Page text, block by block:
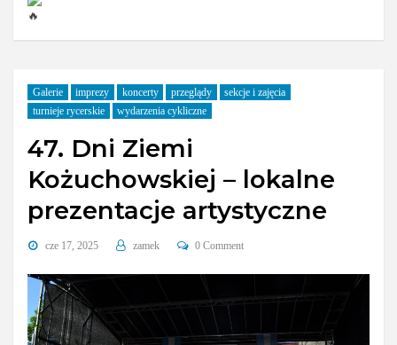
Galerie imprezy koncerty przeglądy
sekcje i zajęcia
turnieje rycerskie
wydarzenia cykliczne
47. Dni Ziemi
Kożuchowskiej – lokalne
prezentacje artystyczne
cze 17, 2025 zamek 0 Comment